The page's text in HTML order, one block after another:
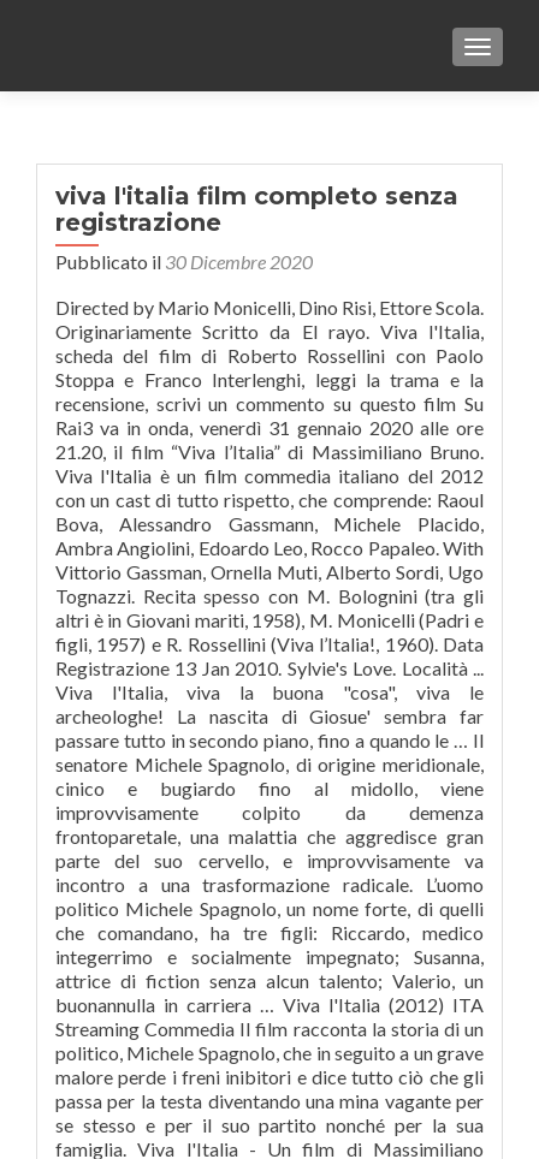
viva l'italia film completo senza
registrazione
Pubblicato il 30 Dicembre 2020
Directed by Mario Monicelli, Dino Risi, Ettore Scola.
Originariamente Scritto da El rayo. Viva l'Italia,
scheda del film di Roberto Rossellini con Paolo
Stoppa e Franco Interlenghi, leggi la trama e la
recensione, scrivi un commento su questo film Su
Rai3 va in onda, venerdì 31 gennaio 2020 alle ore
21.20, il film “Viva l’Italia” di Massimiliano Bruno.
Viva l'Italia è un film commedia italiano del 2012
con un cast di tutto rispetto, che comprende: Raoul
Bova, Alessandro Gassmann, Michele Placido,
Ambra Angiolini, Edoardo Leo, Rocco Papaleo. With
Vittorio Gassman, Ornella Muti, Alberto Sordi, Ugo
Tognazzi. Recita spesso con M. Bolognini (tra gli
altri è in Giovani mariti, 1958), M. Monicelli (Padri e
figli, 1957) e R. Rossellini (Viva l’Italia!, 1960). Data
Registrazione 13 Jan 2010. Sylvie's Love. Località ...
Viva l'Italia, viva la buona "cosa", viva le
archeologhe! La nascita di Giosue' sembra far
passare tutto in secondo piano, fino a quando le … Il
senatore Michele Spagnolo, di origine meridionale,
cinico e bugiardo fino al midollo, viene
improvvisamente colpito da demenza
frontoparetale, una malattia che aggredisce gran
parte del suo cervello, e improvvisamente va
incontro a una trasformazione radicale. L’uomo
politico Michele Spagnolo, un nome forte, di quelli
che comandano, ha tre figli: Riccardo, medico
integerrimo e socialmente impegnato; Susanna,
attrice di fiction senza alcun talento; Valerio, un
buonannulla in carriera … Viva l'Italia (2012) ITA
Streaming Commedia Il film racconta la storia di un
politico, Michele Spagnolo, che in seguito a un grave
malore perde i freni inibitori e dice tutto ciò che gli
passa per la testa diventando una mina vagante per
se stesso e per il suo partito nonché per la sua
famiglia. Viva l'Italia - Un film di Massimiliano